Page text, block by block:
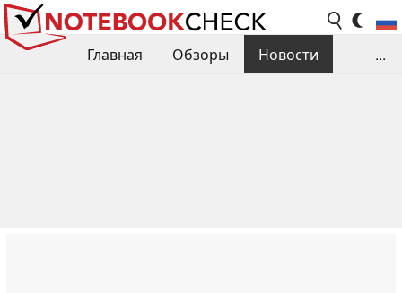
Главная Обзоры
Новости
...